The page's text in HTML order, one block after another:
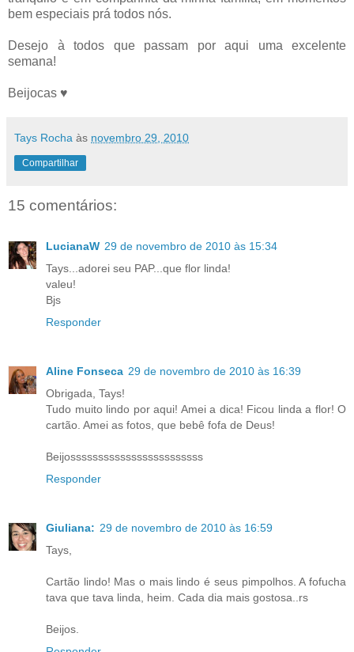
bem especiais prá todos nós.
Desejo à todos que passam por aqui uma excelente
semana!
Beijocas ♥
Tays Rocha às novembro 29, 2010
Compartilhar
15 comentários:
LucianaW 29 de novembro de 2010 às 15:34
Tays...adorei seu PAP...que flor linda!
valeu!
Bjs
Responder
Aline Fonseca 29 de novembro de 2010 às 16:39
Obrigada, Tays!
Tudo muito lindo por aqui! Amei a dica! Ficou linda a flor! O
cartão. Amei as fotos, que bebê fofa de Deus!
Beijossssssssssssssssssssssss
Responder
Giuliana: 29 de novembro de 2010 às 16:59
Tays,
Cartão lindo! Mas o mais lindo é seus pimpolhos. A fofucha
tava que tava linda, heim. Cada dia mais gostosa..rs
Beijos.